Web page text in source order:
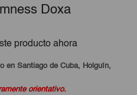
Doxa
producto ahora
en Santiago de Cuba, Holguín,
orientativo.